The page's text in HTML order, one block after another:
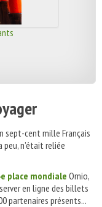
sept-cent mille Français
peu, n’était reliée
place mondiale Omio,
en ligne des billets
partenaires présents...